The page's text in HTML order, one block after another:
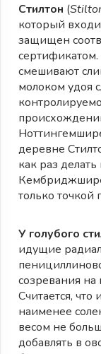
Стилтон (
который
защищен
сертификатом.
смешивают
молоком удоя
деревне
как раз
только точкой
У голубого
идущие
созревания на
Считается, что
наименее
весом не
добавлять в